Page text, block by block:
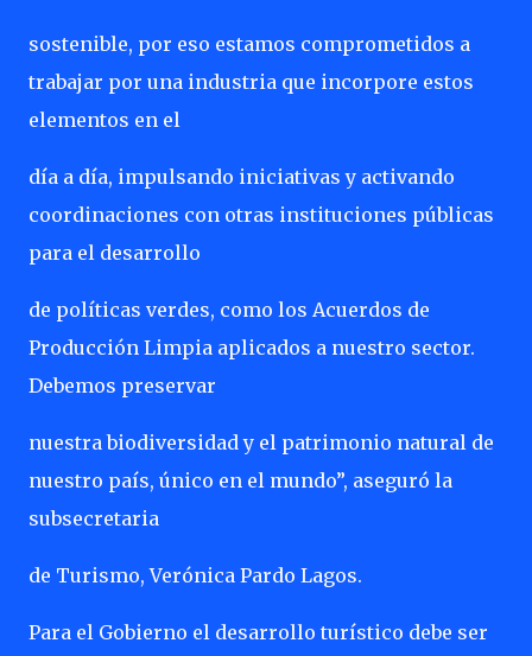
sostenible, por eso estamos comprometidos a
trabajar por una industria que incorpore estos
elementos en el
día a día, impulsando iniciativas y activando
coordinaciones con otras instituciones públicas
para el desarrollo
de políticas verdes, como los Acuerdos de
Producción Limpia aplicados a nuestro sector.
Debemos preservar
nuestra biodiversidad y el patrimonio natural de
nuestro país, único en el mundo”, aseguró la
subsecretaria
de Turismo, Verónica Pardo Lagos.
Para el Gobierno el desarrollo turístico debe ser